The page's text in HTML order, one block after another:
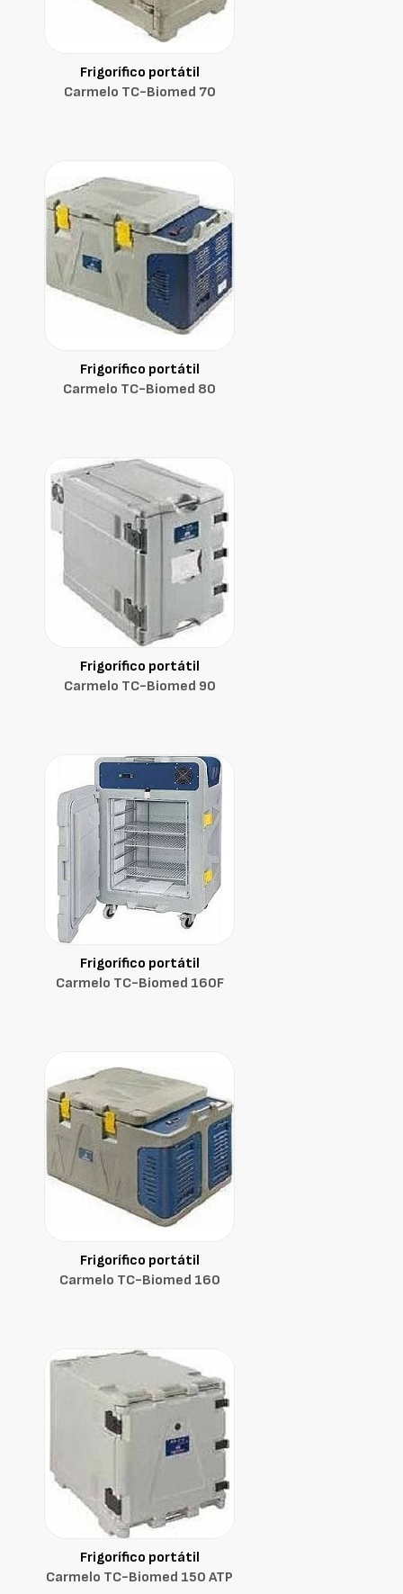
Frigorífico portátil
Carmelo TC-Biomed 70
Frigorífico portátil
Carmelo TC-Biomed 80
Frigorífico portátil
Carmelo TC-Biomed 90
Frigorífico portátil
Carmelo TC-Biomed 160F
Frigorífico portátil
Carmelo TC-Biomed 160
Frigorífico portátil
Carmelo TC-Biomed 150 ATP